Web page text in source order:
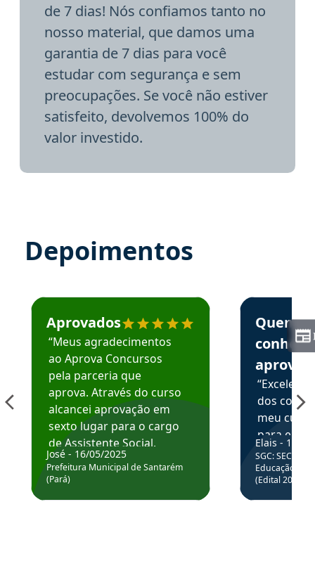
de 7 dias! Nós confiamos tanto no
nosso material, que damos uma
garantia de 7 dias para você
estudar com segurança e sem
preocupações. Se você não estiver
satisfeito, devolvemos 100% do
valor investido.
Depoimentos
Estudante José recomenda o Aprova Concursos em
Aprovados
“Meus agradecimentos
ao Aprova Concursos
pela parceria que
aprova. Através do curso
alcancei aprovação em
sexto lugar para o cargo
de Assistente Social.
Hoje estou atuando na
Prefeitura de Santarém.
José - 16/05/2025
Prefeitura Municipal de Santarém
(Pará)
Estudante
Quem
aprova
dos
meu
para
colocar
através
de
Elais - 15/
SGC: SEC BA
Educação
(Edital